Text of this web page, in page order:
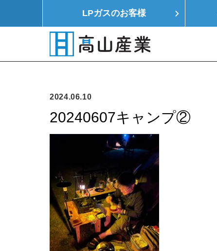
LPガスのお客様
2024.06.10
20240607キャンプ②